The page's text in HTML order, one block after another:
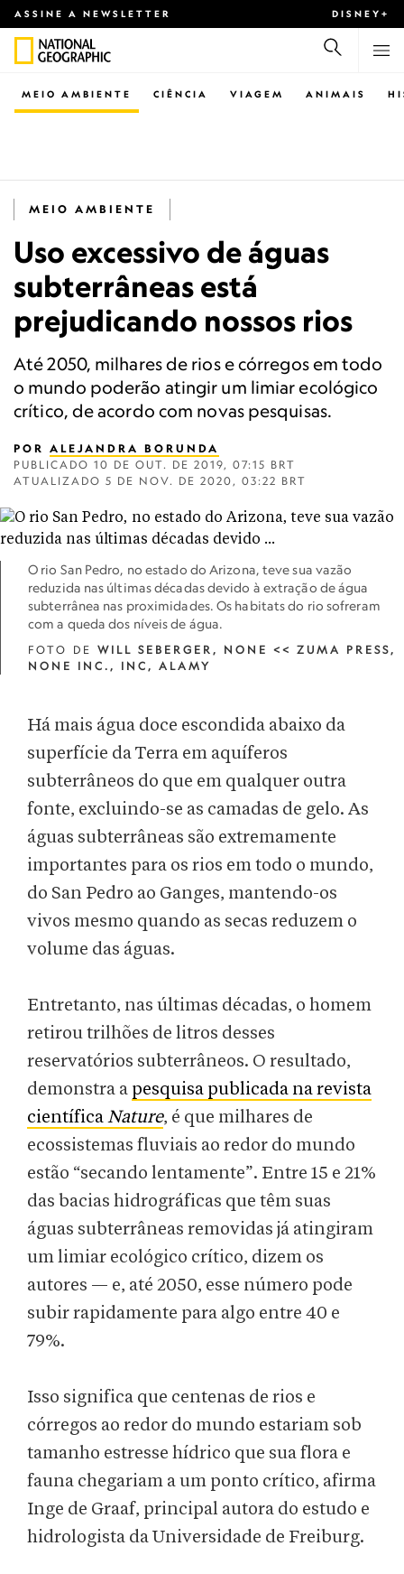
ASSINE A NEWSLETTER DISNEY+
CIÊNCIA VIAGEM ANIMAIS
MEIO AMBIENTE
MEIO AMBIENTE
Uso excessivo de águas
subterrâneas está
prejudicando nossos rios
Até 2050, milhares de rios e córregos em todo
o mundo poderão atingir um limiar ecológico
crítico, de acordo com novas pesquisas.
POR ALEJANDRA BORUNDA
PUBLICADO 10 DE OUT. DE 2019, 07:15 BRT
ATUALIZADO 5 DE NOV. DE 2020, 03:22 BRT
O rio San Pedro, no estado do Arizona, teve sua vazão
reduzida nas últimas décadas devido à extração de água
subterrânea nas proximidades. Os habitats do rio sofreram
com a queda dos níveis de água.
FOTO DE WILL SEBERGER, NONE << ZUMA PRESS,
NONE INC., INC, ALAMY
Há mais água doce escondida abaixo da
superfície da Terra em aquíferos
subterrâneos do que em qualquer outra
fonte, excluindo-se as camadas de gelo. As
águas subterrâneas são extremamente
importantes para os rios em todo o mundo,
do San Pedro ao Ganges, mantendo-os
vivos mesmo quando as secas reduzem o
volume das águas.
Entretanto, nas últimas décadas, o homem
retirou trilhões de litros desses
reservatórios subterrâneos. O resultado,
demonstra a pesquisa publicada na revista
científicaNature, é que milhares de
ecossistemas fluviais ao redor do mundo
estão “secando lentamente”. Entre 15 e 21%
das bacias hidrográficas que têm suas
águas subterrâneas removidas já atingiram
um limiar ecológico crítico, dizem os
autores — e, até 2050, esse número pode
subir rapidamente para algo entre 40 e
79%.
Isso significa que centenas de rios e
córregos ao redor do mundo estariam sob
tamanho estresse hídrico que sua flora e
fauna chegariam a um ponto crítico, afirma
Inge de Graaf, principal autora do estudo e
hidrologista da Universidade de Freiburg.